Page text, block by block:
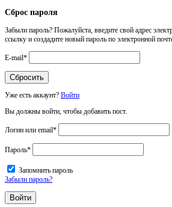
Сброс пароля
Забыли пароль? Пожалуйста, введите свой адрес
ссылку и создадите новый пароль по электронной
E-mail*
Уже есть аккаунт? Войти
Вы должны войти, чтобы добавить пост.
Логин или email*
Пароль*
Запомнить пароль
Забыли пароль?